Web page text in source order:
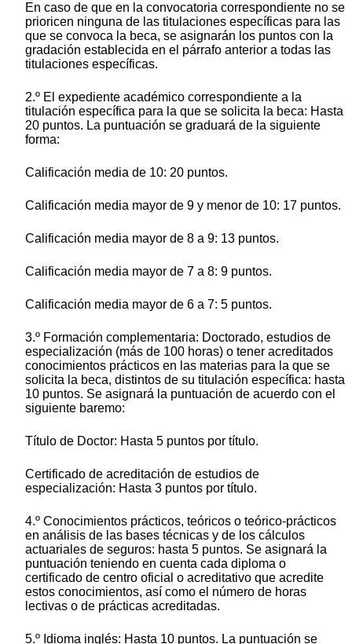
En caso de que en la convocatoria correspondiente no se
prioricen ninguna de las titulaciones específicas para las
que se convoca la beca, se asignarán los puntos con la
gradación establecida en el párrafo anterior a todas las
titulaciones específicas.
2.º El expediente académico correspondiente a la
titulación específica para la que se solicita la beca: Hasta
20 puntos. La puntuación se graduará de la siguiente
forma:
Calificación media de 10: 20 puntos.
Calificación media mayor de 9 y menor de 10: 17 puntos.
Calificación media mayor de 8 a 9: 13 puntos.
Calificación media mayor de 7 a 8: 9 puntos.
Calificación media mayor de 6 a 7: 5 puntos.
3.º Formación complementaria: Doctorado, estudios de
especialización (más de 100 horas) o tener acreditados
conocimientos prácticos en las materias para la que se
solicita la beca, distintos de su titulación específica: hasta
10 puntos. Se asignará la puntuación de acuerdo con el
siguiente baremo:
Título de Doctor: Hasta 5 puntos por título.
Certificado de acreditación de estudios de
especialización: Hasta 3 puntos por título.
4.º Conocimientos prácticos, teóricos o teórico-prácticos
en análisis de las bases técnicas y de los cálculos
actuariales de seguros: hasta 5 puntos. Se asignará la
puntuación teniendo en cuenta cada diploma o
certificado de centro oficial o acreditativo que acredite
estos conocimientos, así como el número de horas
lectivas o de prácticas acreditadas.
5.º Idioma inglés: Hasta 10 puntos. La puntuación se